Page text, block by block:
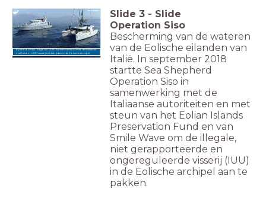
Operation Siso begon in 2018. Samenwerkend met de Italiaanse
overheid om IUU visserij te bestrijden in de Eolische archipel.
Slide 3 - Slide
Operation Siso
Bescherming van de wateren
van de Eolische eilanden van
Italië. In september 2018
startte Sea Shepherd
Operation Siso in
samenwerking met de
Italiaanse autoriteiten en met
steun van het Eolian Islands
Preservation Fund en van
Smile Wave om de illegale,
niet gerapporteerde en
ongereguleerde visserij (IUU)
in de Eolische archipel aan te
pakken.